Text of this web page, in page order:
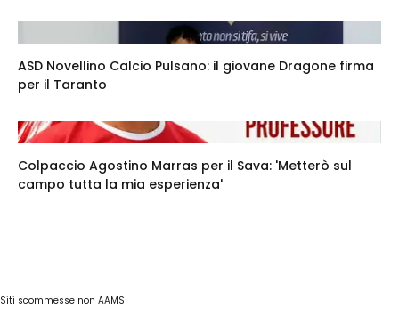
ASD Novellino Calcio Pulsano: il giovane Dragone firma
per il Taranto
Colpaccio Agostino Marras per il Sava: 'Metterò sul
campo tutta la mia esperienza'
Siti scommesse non AAMS